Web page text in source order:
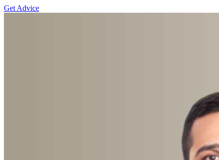
Get Advice